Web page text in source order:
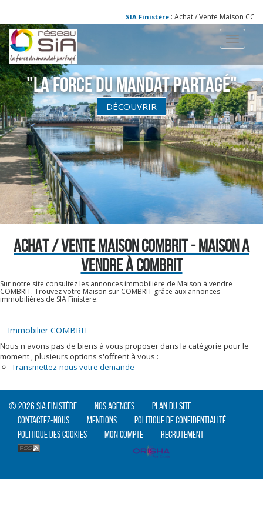
SIA Finistère: Achat / Vente Maison
Toggle
"La Force du Mandat partagé"
DÉCOUVRIR
ACHAT / VENTE MAISON COMBRIT - MAISON A
VENDRE À COMBRIT
Sur notre site consultez les annonces immobilière de Maison à vendre
COMBRIT. Trouvez votre Maison sur COMBRIT grâce aux annonces
immobilières de SIA Finistère.
Immobilier COMBRIT
Nous n'avons pas de biens à vous proposer dans la catégorie pour le
moment , plusieurs options s'offrent à vous :
Transmettez-nous votre demande
© 2026 SIA Finistère Nos agences
Plan du site
Contactez-nous
Mentions
Politique de confidentialité
Politique des cookies
Mon compte Recrutement